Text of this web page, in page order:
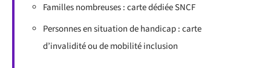
Familles nombreuses : carte dédiée SNCF
Personnes en situation de handicap : carte
d’invalidité ou de mobilité inclusion